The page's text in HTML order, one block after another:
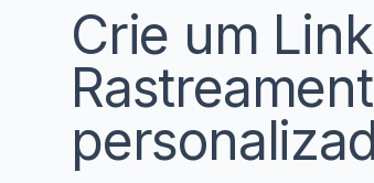
Crie um